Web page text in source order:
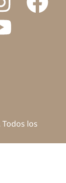
los